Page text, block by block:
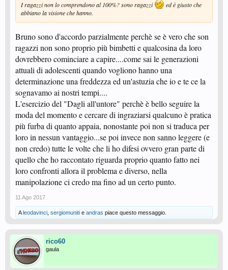
I ragazzi non lo comprendono al 100%? sono ragazzi
ed è giusto che
abbiano la visione che hanno.
Bruno sono d'accordo parzialmente perchè se è vero che son
ragazzi non sono proprio più bimbetti e qualcosina da loro
dovrebbero cominciare a capire....come sai le generazioni
attuali di adolescenti quando vogliono hanno una
determinazione una freddezza ed un'astuzia che io e te ce la
sognavamo ai nostri tempi....
L'esercizio del "Dagli all'untore" perchè è bello seguire la
moda del momento e cercare di ingraziarsi qualcuno è pratica
più furba di quanto appaia, nonostante poi non si traduca per
loro in nessun vantaggio...se poi invece non sanno leggere (e
non credo) tutte le volte che li ho difesi ovvero gran parte di
quello che ho raccontato riguarda proprio quanto fatto nei
loro confronti allora il problema e diverso, nella
manipolazione ci credo ma fino ad un certo punto.
11 Ago 2017
Aleodavinci sergiomuniti e andras piace questo messaggio.
rico60
gaula